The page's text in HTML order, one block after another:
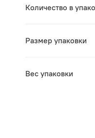
Количество в
Размер упаковки
Вес упаковки